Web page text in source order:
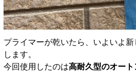
プライマーが乾いたら、いよいよ
します。
今回使用したのは高耐久型のオー